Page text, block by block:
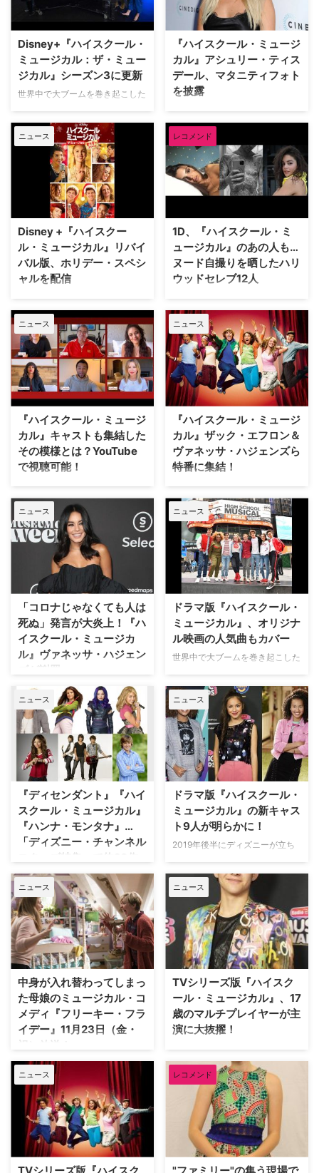
の繋がりが見られると英Digital
Spyが伝えている。 シーズン3の
つも没収のサマーキャンプに訪れ
たイースト高校ワイルドキャッツ
のメンバー。そこで初めて『アナ
と雪の女王』のミュージカルを上
ィション合格を目指して奮闘する
――そんなワクワクのひと夏が始
まるとい …
Disney+『ハイスクール・
ミュージカル：ザ・ミュー
ジカル』シーズン3に更新
世界中で大ブームを巻き起こした
ルムービー『ハイスクール・ミュ
ージカル』。Disney+によるその
ドラマシリーズ『ハイスクール・
ミュージカル：ザ・ミュージカ
ル』がシーズン3に更新された。
米TV Lineが報じている。 ドラマ
版の舞台もオリジナル版と同じイ
テリアや…
『ハイスクール・ミュージ
カル』アシュリー・ティス
デール、マタニティフォト
を披露
『ハイスクール・ミュージカル』
シリーズのシャーペイ役で知られ
るアシュリー・ティスデールが、
大きなお腹のマタニティ写真を披
露した。米Peopleが報じてい
る。 現在35歳のアシュリーは、2
月1日（月）、掲載した写真とと
ことをフォロワーに呼びかけた。
「他の人に愛を与える機会はたく
さんある。自…
ニュース
Disney +『ハイスクー
ル・ミュージカル』リバイ
バル版、ホリデー・スペシ
ャルを配信
世界中で大ブームを巻き起こした
ディズニー・チャンネルオリジナ
ルムービー『ハイスクール・ミュ
ージカル』のDisney+によるドラ
マシリーズ『ハイスクール・ミュ
ージカル：ザ・ミュージカル』。
本作が、この冬のホリデー・スペ
シャルを製作する。米Varietyが
45分のスペシャル番組『ハイス
クール…
レコメンド
1D、『ハイスクール・ミ
ュージカル』のあの人も…
ヌード自撮りを晒したハリ
ウッドセレブ12人
世界中の人たちが自撮りを楽しむ
ナショナル・セルフィー・デー
（#NationalSelfieDay）という
日がある。これはテキサス州の
DJリック・マクニーリーの発案
によって2014年に発足したもの
で、瞬く間に定着した。もちろん
そうした記念日の如何に関わら
ン・サービスを図ったり、カラダ
自慢（？…
ニュース
『ハイスクール・ミュージ
カル』キャストも集結した
その模様とは？YouTube
で視聴可能！
現地時間の4月16日（木）、米
ABCでは豪華ディズニーファミリ
ーが集結してディズニーソングを
歌唱する特別番組『The Disney
Family Singalong（原題）』が放
送された。1時間の番組の中でと
りわけ話題を呼んだのは『ハイス
クール・ミュージカル』キャスト
部始終を米USA To…
ニュース
『ハイスクール・ミュージ
カル』ザック・エフロン＆
ヴァネッサ・ハジェンズら
特番に集結！
ディズニー・チャンネルのオリジ
ナルムービーとして2006年と
2007年に放送され人気を博し、
その翌年に劇場版も製作された
『ハイスクール・ミュージカ
ル』。本作でブレイクしたキャス
トたちが、なんと特別音楽番組で
再集結することがわかった。米
で4月16日（木）にABCにて放送
される『The …
ニュース
「コロナじゃなくても人は
死ぬ」発言が大炎上！『ハ
イスクール・ミュージカ
ル』ヴァネッサ・ハジェン
ズが謝罪
『ハイスクール・ミュージカル』
でブレイクしたヴァネッサ・ハジ
ェンズが、現在世界中で猛威をふ
るっている新型コロナウイルス
（COVID-19）についての見解を
述べ、炎上騒ぎになっている。米
Entertainment Weeklyなどが報
じている。 ことの発端は、ヴァ
ネッサが自身の動画を配信したイ
ンスタライブ。3月16日（月…
ニュース
ドラマ版『ハイスクール・
ミュージカル』、オリジナ
ル映画の人気曲もカバー
世界中で大ブームを巻き起こした
ナルムービー『ハイスクール・ミ
ュージカル』が新たなTVシリー
ズとして復活することはすでにお
伝えしている通り。シーズン2へ
の更新もすでに決定しているTV
シリーズのサントラにオリジナル
映画の人気曲のカバーも盛り込ま
Popsugarが伝え…
ニュース
『ディセンダント』『ハイ
スクール・ミュージカル』
『ハンナ・モンタナ』…
「ディズニー・チャンネル
スターズ特集」で約20作
品を配信！
ディズニー公式エンターテイメン
トサービス「Disney
DELUXE（ディズニーデラック
ス）」にて9月13日（金）より先
行配信となる、ディズニー・チャ
ンネルの人気シリーズ最新作『デ
ィセンダント3』。その主演ダ
ヴ・キャメロンの来日が決定した
ことを記念し、本日8月23日
（金）よりダヴを含めた多くのス
ターの出世作・代表作を集…
ニュース
ドラマ版『ハイスクール・
ミュージカル』の新キャス
ト9人が明らかに！
2019年後半にディズニーが立ち
Diseny+で製作される、ドラマ版
『ハイスクール・ミュージカル』
の主要キャストが決定したと以前
に当サイトでお伝えしたが、新た
にキャスト9人が決定したことが
明らかとなった。英Digital Spyが
報じている。 【関連記事】TVシ
ジカル…
ニュース
中身が入れ替わってしまっ
た母娘のミュージカル・コ
メディ『フリーキー・フラ
イデー』11月23日（金・
祝）放送！
『ハイスクール・ミュージカル』
『ディセンダント』『ゾンビー
ズ』といった人気ミュージカル作
品に続くディズニー・チャンネ
ル・オリジナル・ムービー新作、
『フリーキー・フライデー』が11
月23日（金・祝）20：00よりデ
ィズニー・チャンネルにて放送さ
ニュース
TVシリーズ版『ハイスク
ール・ミュージカル』、17
歳のマルチプレイヤーが主
演に大抜擢！
世界中で大ブームを巻き起こした
ディズニー・チャンネルのオリジ
ナルムービー『ハイスクール・ミ
ュージカル』（以下
『HSM』）。ザック・エフロン
やヴァネッサ・ハジェンズら人気
スターを輩出した本作が、TVシ
リーズとして復活することは以前
ニュース
TVシリーズ版『ハイスク
レコメンド
"ファミリー"の集う現場で